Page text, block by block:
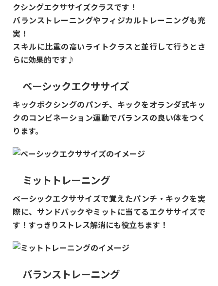
クシングエクササイズクラスです！
バランストレーニングやフィジカルトレーニングも充
実！
スキルに比重の高いライトクラスと並行して行うとさ
らに効果的です♪
ベーシックエクササイズ
キックボクシングのパンチ、キックをオランダ式キッ
クのコンビネーション運動でバランスの良い体をつく
ります。
ミットトレーニング
ベーシックエクササイズで覚えたパンチ・キックを実
際に、サンドバックやミットに当てるエクササイズで
す！すっきりストレス解消にも役立ちます！
バランストレーニング